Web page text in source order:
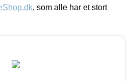
, som alle har et stort